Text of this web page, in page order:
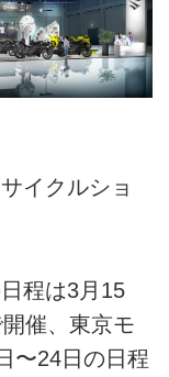
イクルショ
程は3月15
催、東京モ
〜24日の日程